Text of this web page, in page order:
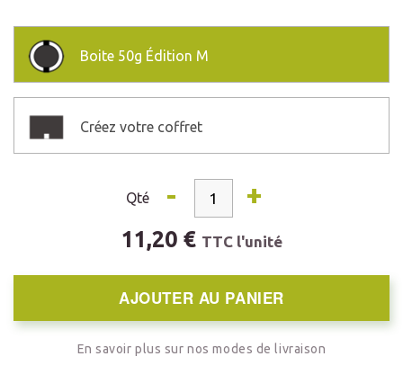
Boite 50g Édition M
Créez votre coffret
Qté - +
11,20 € TTC l'unité
AJOUTER AU PANIER
En savoir plus sur nos modes de livraison